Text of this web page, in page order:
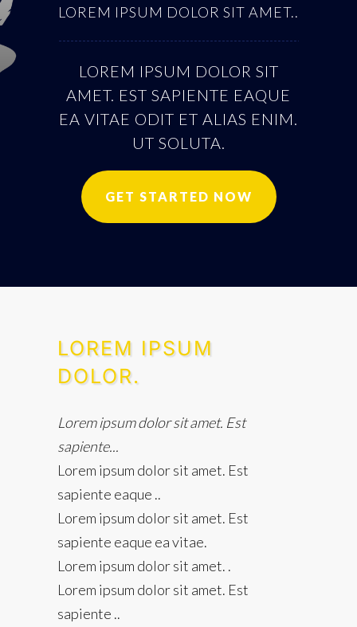
LOREM IPSUM DOLOR SIT AMET..
LOREM IPSUM DOLOR SIT
AMET. EST SAPIENTE EAQUE
EA VITAE ODIT ET ALIAS ENIM.
UT SOLUTA.
GET STARTED NOW
LOREM IPSUM
DOLOR.
Lorem ipsum dolor sit amet. Est
sapiente...
Lorem ipsum dolor sit amet. Est
sapiente eaque ..
Lorem ipsum dolor sit amet. Est
sapiente eaque ea vitae.
Lorem ipsum dolor sit amet. .
Lorem ipsum dolor sit amet. Est
sapiente ..